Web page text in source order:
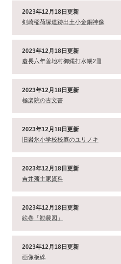
2023年12月18日更新
剣崎稲荷塚遺跡出土小金銅神像
2023年12月18日更新
慶長六年善地村御縄打水帳2冊
2023年12月18日更新
極楽院の古文書
2023年12月18日更新
旧岩氷小学校校庭のユリノキ
2023年12月18日更新
吉井藩主家資料
2023年12月18日更新
絵巻「勧農図」
2023年12月18日更新
画像板碑